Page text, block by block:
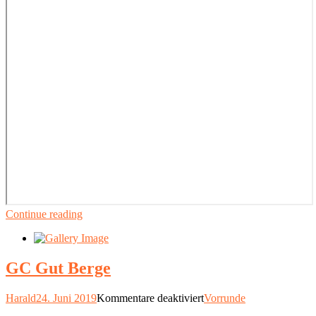
Continue reading
GC Gut Berge
Harald24. Juni 2019Kommentare deaktiviertfür
Vorrunde